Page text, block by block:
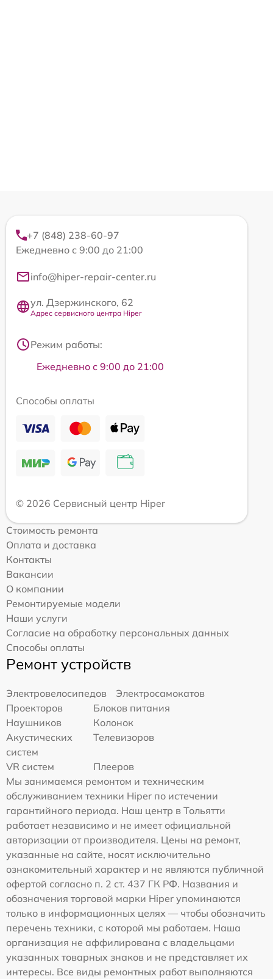
+7 (848) 238-60-97
Ежедневно с 9:00 до 21:00
info@hiper-repair-center.ru
ул. Дзержинского, 62
Адрес сервисного центра Hiper
Режим работы:
Ежедневно с 9:00 до 21:00
Способы оплаты
© 2026 Сервисный центр Hiper
Стоимость ремонта
Оплата и доставка
Контакты
Вакансии
О компании
Ремонтируемые модели
Наши услуги
Согласие на обработку персональных данных
Способы оплаты
Ремонт устройств
Электровелосипедов
Электросамокатов
Проекторов
Блоков питания
Наушников
Колонок
Акустических
систем
Телевизоров
VR систем
Плееров
Мы занимаемся ремонтом и техническим
обслуживанием техники Hiper по истечении
гарантийного периода. Наш центр в Тольятти
работает независимо и не имеет официальной
авторизации от производителя. Цены на ремонт,
указанные на сайте, носят исключительно
ознакомительный характер и не являются публичной
офертой согласно п. 2 ст. 437 ГК РФ. Названия и
обозначения торговой марки Hiper упоминаются
только в информационных целях — чтобы обозначить
перечень техники, с которой мы работаем. Наша
организация не аффилирована с владельцами
указанных товарных знаков и не представляет их
интересы. Все виды ремонтных работ выполняются